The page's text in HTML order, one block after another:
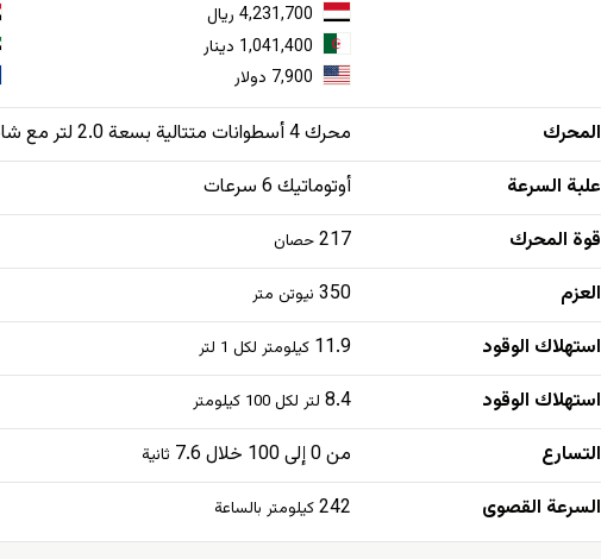
4,231,700 ريال
1,041,400 دينار
7,900 دولار
المحرك
محرك 4 أسطوانات متتالية بسعة 2.0 لتر مع شاحن توربيني - دفع بالعجلات الأمامية
علبة السرعة
أوتوماتيك 6 سرعات
قوة المحرك
217 حصان
العزم 350 نيوتن متر
استهلاك الوقود 11.9 كيلومتر لكل 1 لتر
استهلاك الوقود 8.4 لتر لكل 100 كيلومتر
التسارع من 0 إلى 100 خلال 7.6 ثانية
السرعة القصوى 242 كيلومتر بالساعة